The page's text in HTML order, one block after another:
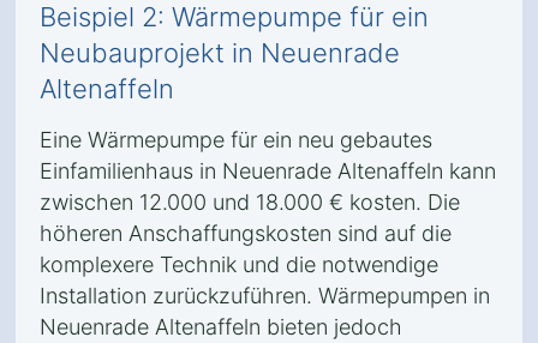
Beispiel 2: Wärmepumpe für ein
Neubauprojekt in Neuenrade
Altenaffeln
Eine Wärmepumpe für ein neu gebautes
Einfamilienhaus in Neuenrade Altenaffeln kann
zwischen 12.000 und 18.000 € kosten. Die
höheren Anschaffungskosten sind auf die
komplexere Technik und die notwendige
Installation zurückzuführen. Wärmepumpen in
Neuenrade Altenaffeln bieten jedoch